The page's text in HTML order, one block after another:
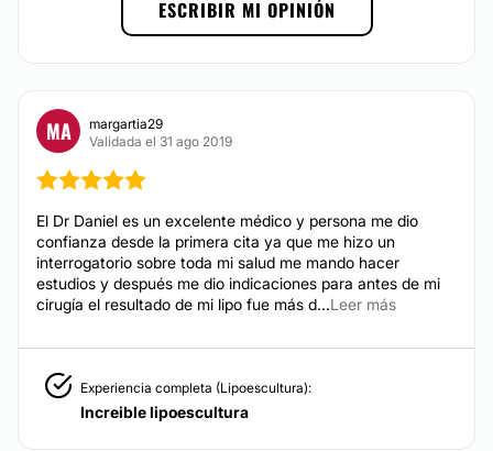
Consejo Mexicano de Cirugía Plástica, Estética y
American Society of Plastic Surgeons (ASPS)
International Society of Aesthetic Plastic Surgery
(ISAPS)
Experiencia:
23 años
Español
MEDICINA ESTÉTICA
Aumento de labios
Ácido hialurónico
Rejuvenecimiento facial
Blefaroplastia sin cirugía
Eliminar grasa localizada
Hialuronidasa
Hiperhidrosis
CIRUGÍA ÍNTIMA
ESCRIBIR MI OPINIÓN
MA
margartia29
Validada el 31 ago 2019
El Dr Daniel es un excelente médico y persona me dio
confianza desde la primera cita ya que me hizo un
interrogatorio sobre toda mi salud me mando hacer
estudios y después me dio indicaciones para antes de mi
cirugía el resultado de mi lipo fue más d...Leer más
Experiencia completa (Lipoescultura):
Increible lipoescultura